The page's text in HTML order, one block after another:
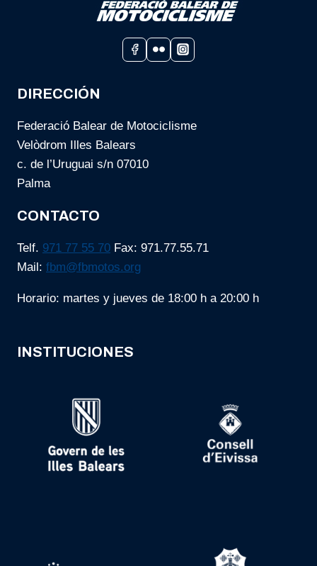
DIRECCIÓN
Federació Balear de Motociclisme
Velòdrom Illes Balears
c. de l’Uruguai s/n 07010
Palma
CONTACTO
Telf. 971 77 55 70 Fax: 971.77.55.71
Mail: fbm@fbmotos.org
Horario: martes y jueves de 18:00 h a 20:00 h
INSTITUCIONES